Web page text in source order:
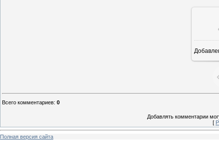
Всего комментариев: 0
Добавлять комментарии
[
Полная версия сайта